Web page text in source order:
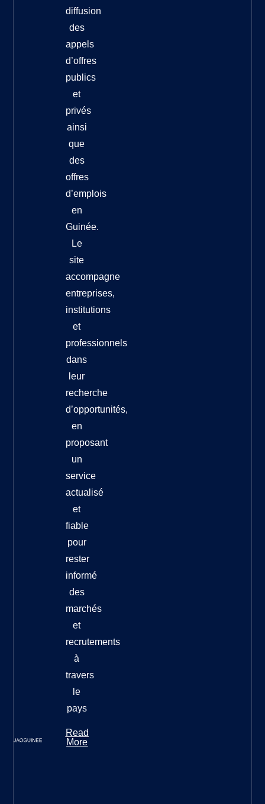
diffusion
des
appels
d’offres
publics
et
privés
ainsi
que
des
offres
d’emplois
en
Guinée.
Le
site
accompagne
entreprises,
institutions
et
professionnels
dans
leur
recherche
d’opportunités,
en
proposant
un
service
actualisé
et
fiable
pour
rester
informé
des
marchés
et
recrutements
à
travers
le
pays
Read
More